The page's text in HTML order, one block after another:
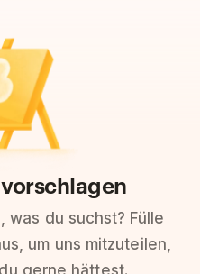
was du suchst? Fülle
um uns mitzuteilen,
gerne hättest.